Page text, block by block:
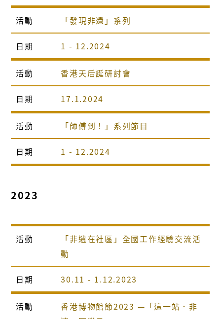
活動 「發現非遺」系列
日期 1 - 12.2024
活動 香港天后誕研討會
日期 17.1.2024
活動 「師傅到！」系列節目
日期 1 - 12.2024
2023
活動
「非遺在社區」全國工作經驗交流活
動
日期 30.11 - 1.12.2023
活動
香港博物館節2023 —「這一站．非